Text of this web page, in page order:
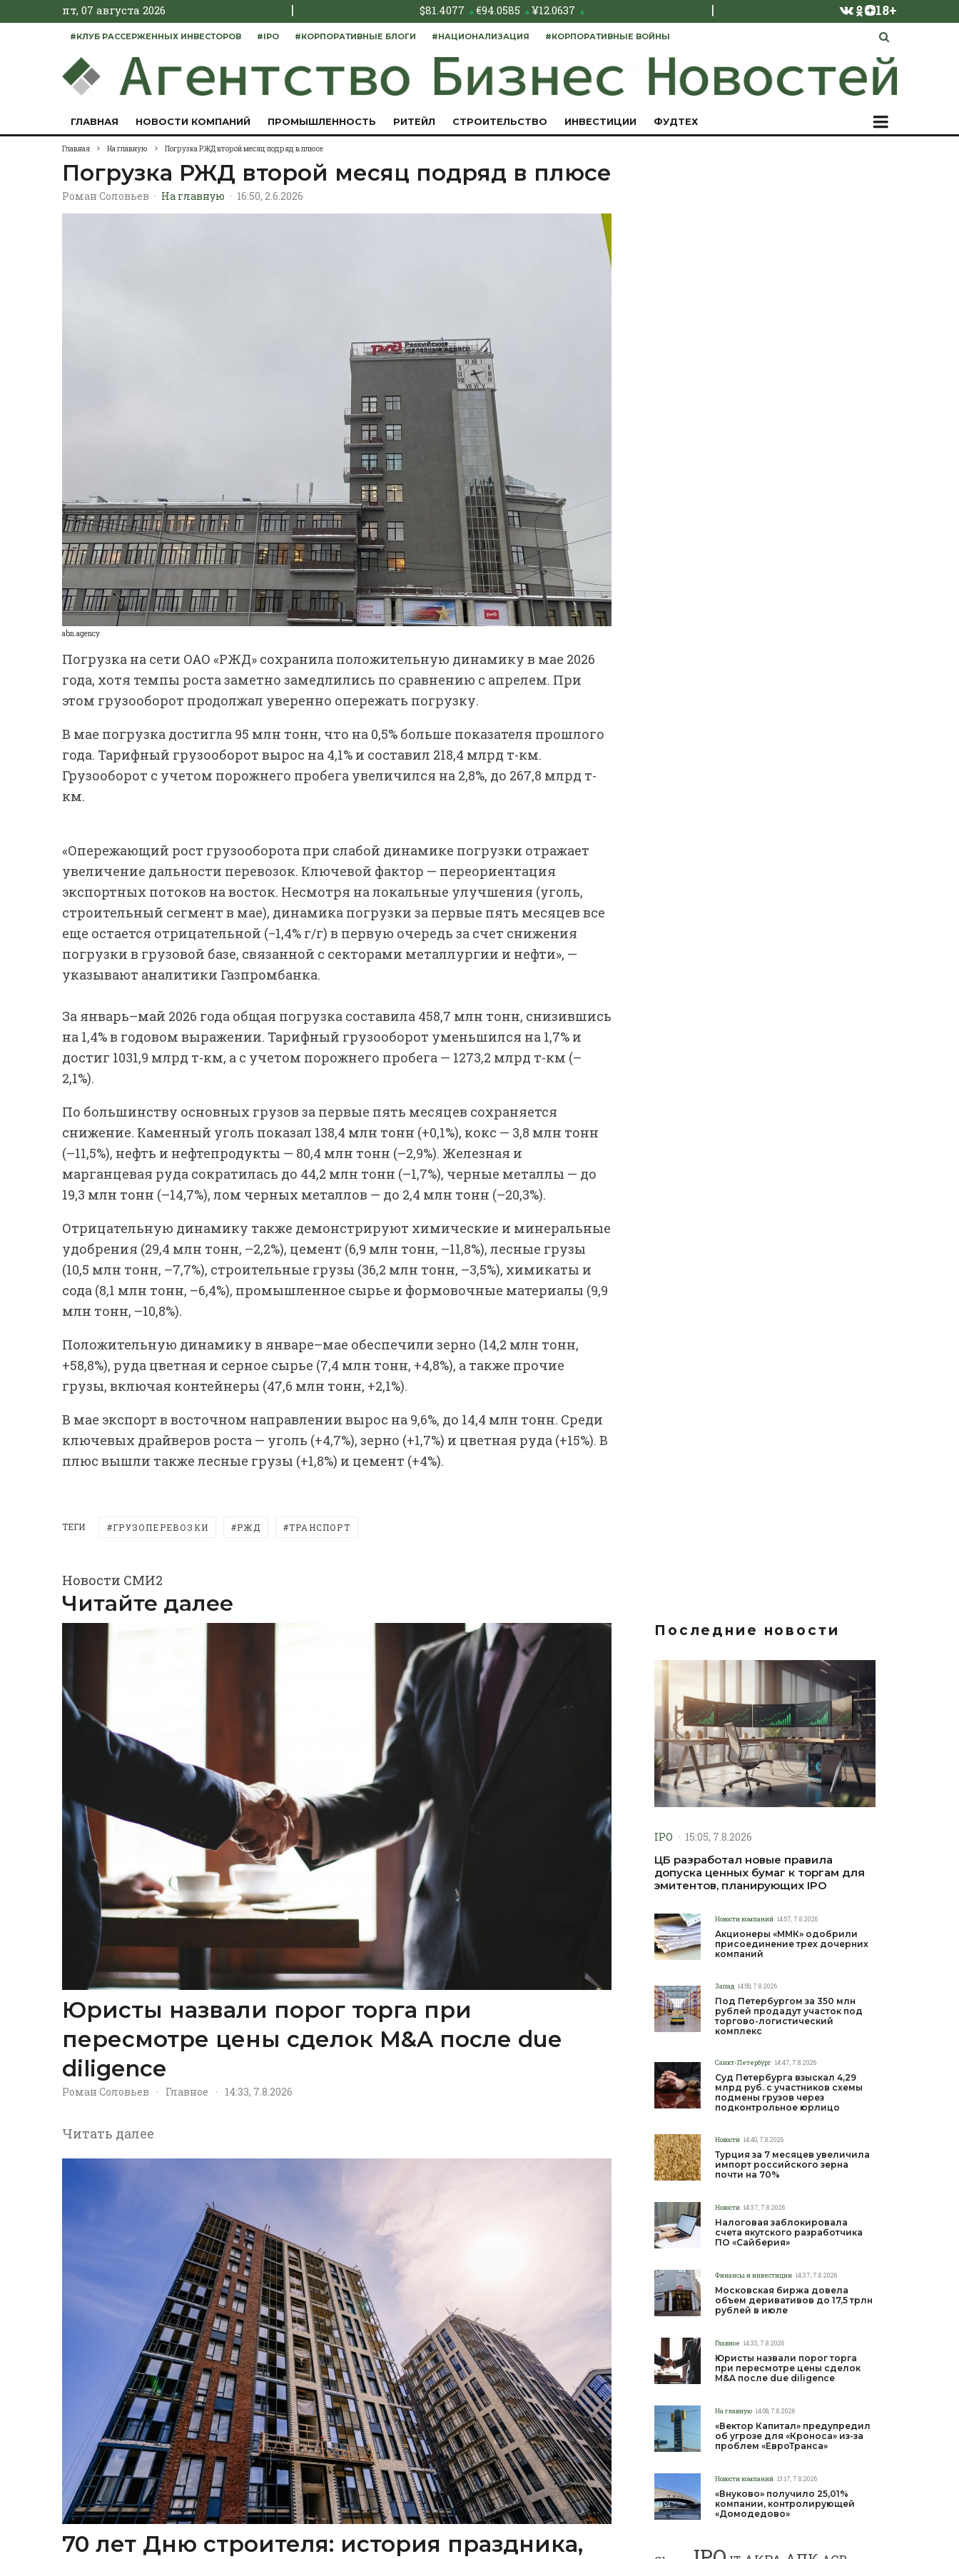
пт, 07 августа 2026 | $81.4077 ▲€94.0585 ▲¥12.0637 ▲ | 18+
#КЛУБ РАССЕРЖЕННЫХ ИНВЕСТОРОВ #IPO #КОРПОРАТИВНЫЕ БЛОГИ #НАЦИОНАЛИЗАЦИЯ #КОРПОРАТИВНЫЕ ВОЙНЫ
ГЛАВНАЯ НОВОСТИ КОМПАНИЙ ПРОМЫШЛЕННОСТЬ РИТЕЙЛ СТРОИТЕЛЬСТВО ИНВЕСТИЦИИ ФУДТЕХ
Главная На главную Погрузка РЖД второй месяц подряд в плюсе
Погрузка РЖД второй месяц подряд в плюсе
Роман Соловьев · На главную · 16:50, 2.6.2026
abn.agency
Погрузка на сети ОАО «РЖД» сохранила положительную динамику в мае 2026
года, хотя темпы роста заметно замедлились по сравнению с апрелем. При
этом грузооборот продолжал уверенно опережать погрузку.
В мае погрузка достигла 95 млн тонн, что на 0,5% больше показателя прошлого
года. Тарифный грузооборот вырос на 4,1% и составил 218,4 млрд т-км.
Грузооборот с учетом порожнего пробега увеличился на 2,8%, до 267,8 млрд т-
км.
«Опережающий рост грузооборота при слабой динамике погрузки отражает
увеличение дальности перевозок. Ключевой фактор — переориентация
экспортных потоков на восток. Несмотря на локальные улучшения (уголь,
строительный сегмент в мае), динамика погрузки за первые пять месяцев все
еще остается отрицательной (−1,4% г/г) в первую очередь за счет снижения
погрузки в грузовой базе, связанной с секторами металлургии и нефти», —
указывают аналитики Газпромбанка.
За январь–май 2026 года общая погрузка составила 458,7 млн тонн, снизившись
на 1,4% в годовом выражении. Тарифный грузооборот уменьшился на 1,7% и
достиг 1031,9 млрд т-км, а с учетом порожнего пробега — 1273,2 млрд т-км (–
2,1%).
По большинству основных грузов за первые пять месяцев сохраняется
снижение. Каменный уголь показал 138,4 млн тонн (+0,1%), кокс — 3,8 млн тонн
(–11,5%), нефть и нефтепродукты — 80,4 млн тонн (–2,9%). Железная и
марганцевая руда сократилась до 44,2 млн тонн (–1,7%), черные металлы — до
19,3 млн тонн (–14,7%), лом черных металлов — до 2,4 млн тонн (–20,3%).
Отрицательную динамику также демонстрируют химические и минеральные
удобрения (29,4 млн тонн, –2,2%), цемент (6,9 млн тонн, –11,8%), лесные грузы
(10,5 млн тонн, –7,7%), строительные грузы (36,2 млн тонн, –3,5%), химикаты и
сода (8,1 млн тонн, –6,4%), промышленное сырье и формовочные материалы (9,9
млн тонн, –10,8%).
Положительную динамику в январе–мае обеспечили зерно (14,2 млн тонн,
+58,8%), руда цветная и серное сырье (7,4 млн тонн, +4,8%), а также прочие
грузы, включая контейнеры (47,6 млн тонн, +2,1%).
В мае экспорт в восточном направлении вырос на 9,6%, до 14,4 млн тонн. Среди
ключевых драйверов роста — уголь (+4,7%), зерно (+1,7%) и цветная руда (+15%). В
плюс вышли также лесные грузы (+1,8%) и цемент (+4%).
ТЕГИ ГРУЗОПЕРЕВОЗКИ РЖД ТРАНСПОРТ
Новости СМИ2
Читайте далее
Юристы назвали порог торга при
пересмотре цены сделок M&A после due
diligence
Роман Соловьев · Главное · 14:33, 7.8.2026
Читать далее
70 лет Дню строителя: история праздника,
Последние новости
IPO · 15:05, 7.8.2026
ЦБ разработал новые правила
допуска ценных бумаг к торгам для
эмитентов, планирующих IPO
Новости компаний 14:57, 7.8.2026
Акционеры «ММК» одобрили
присоединение трех дочерних
компаний
Запад 14:50, 7.8.2026
Под Петербургом за 350 млн
рублей продадут участок под
торгово-логистический
комплекс
Санкт-Петербург 14:47, 7.8.2026
Суд Петербурга взыскал 4,29
млрд руб. с участников схемы
подмены грузов через
подконтрольное юрлицо
Новости 14:40, 7.8.2026
Турция за 7 месяцев увеличила
импорт российского зерна
почти на 70%
Новости 14:37, 7.8.2026
Налоговая заблокировала
счета якутского разработчика
ПО «Сайберия»
Финансы и инвестиции 14:37, 7.8.2026
Московская биржа довела
объем деривативов до 17,5 трлн
рублей в июле
Главное 14:33, 7.8.2026
Юристы назвали порог торга
при пересмотре цены сделок
M&A после due diligence
На главную 14:08, 7.8.2026
«Вектор Капитал» предупредил
об угрозе для «Кроноса» из-за
проблем «ЕвроТранса»
Новости компаний 13:17, 7.8.2026
«Внуково» получило 25,01%
компании, контролирующей
«Домодедово»